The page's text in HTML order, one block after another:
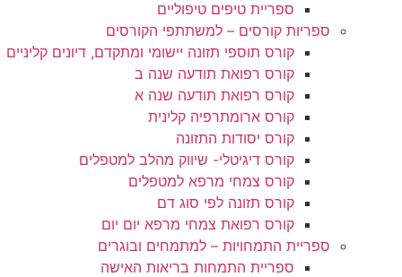
ספריית טיפים טיפוליים
ספריות קורסים – למשתתפי הקורסים
קורס תוספי תזונה יישומי ומתקדם, דיונים קליניים
קורס רפואת תודעה שנה ב
קורס רפואת תודעה שנה א
קורס ארומתרפיה קלינית
קורס יסודות התזונה
קורס דיגיטלי- שיווק מהלב למטפלים
קורס צמחי מרפא למטפלים
קורס תזונה לפי סוג דם
קורס רפואת צמחי מרפא יום יום
ספריית התמחויות – למתמחים ובוגרים
ספריית התמחות בריאות האישה